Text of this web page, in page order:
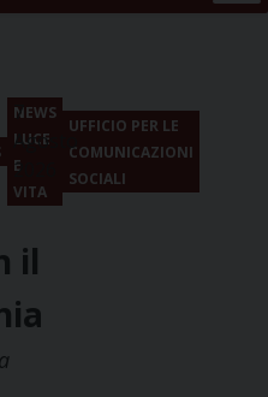
NEWS
LUCE
E
VITA
UFFICIO PER LE
COMUNICAZIONI
SOCIALI
7
Agosto
2026
il